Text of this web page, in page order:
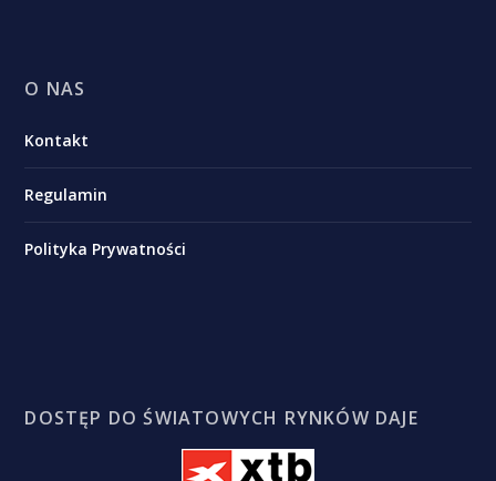
O NAS
Kontakt
Regulamin
Polityka Prywatności
DOSTĘP DO ŚWIATOWYCH RYNKÓW DAJE